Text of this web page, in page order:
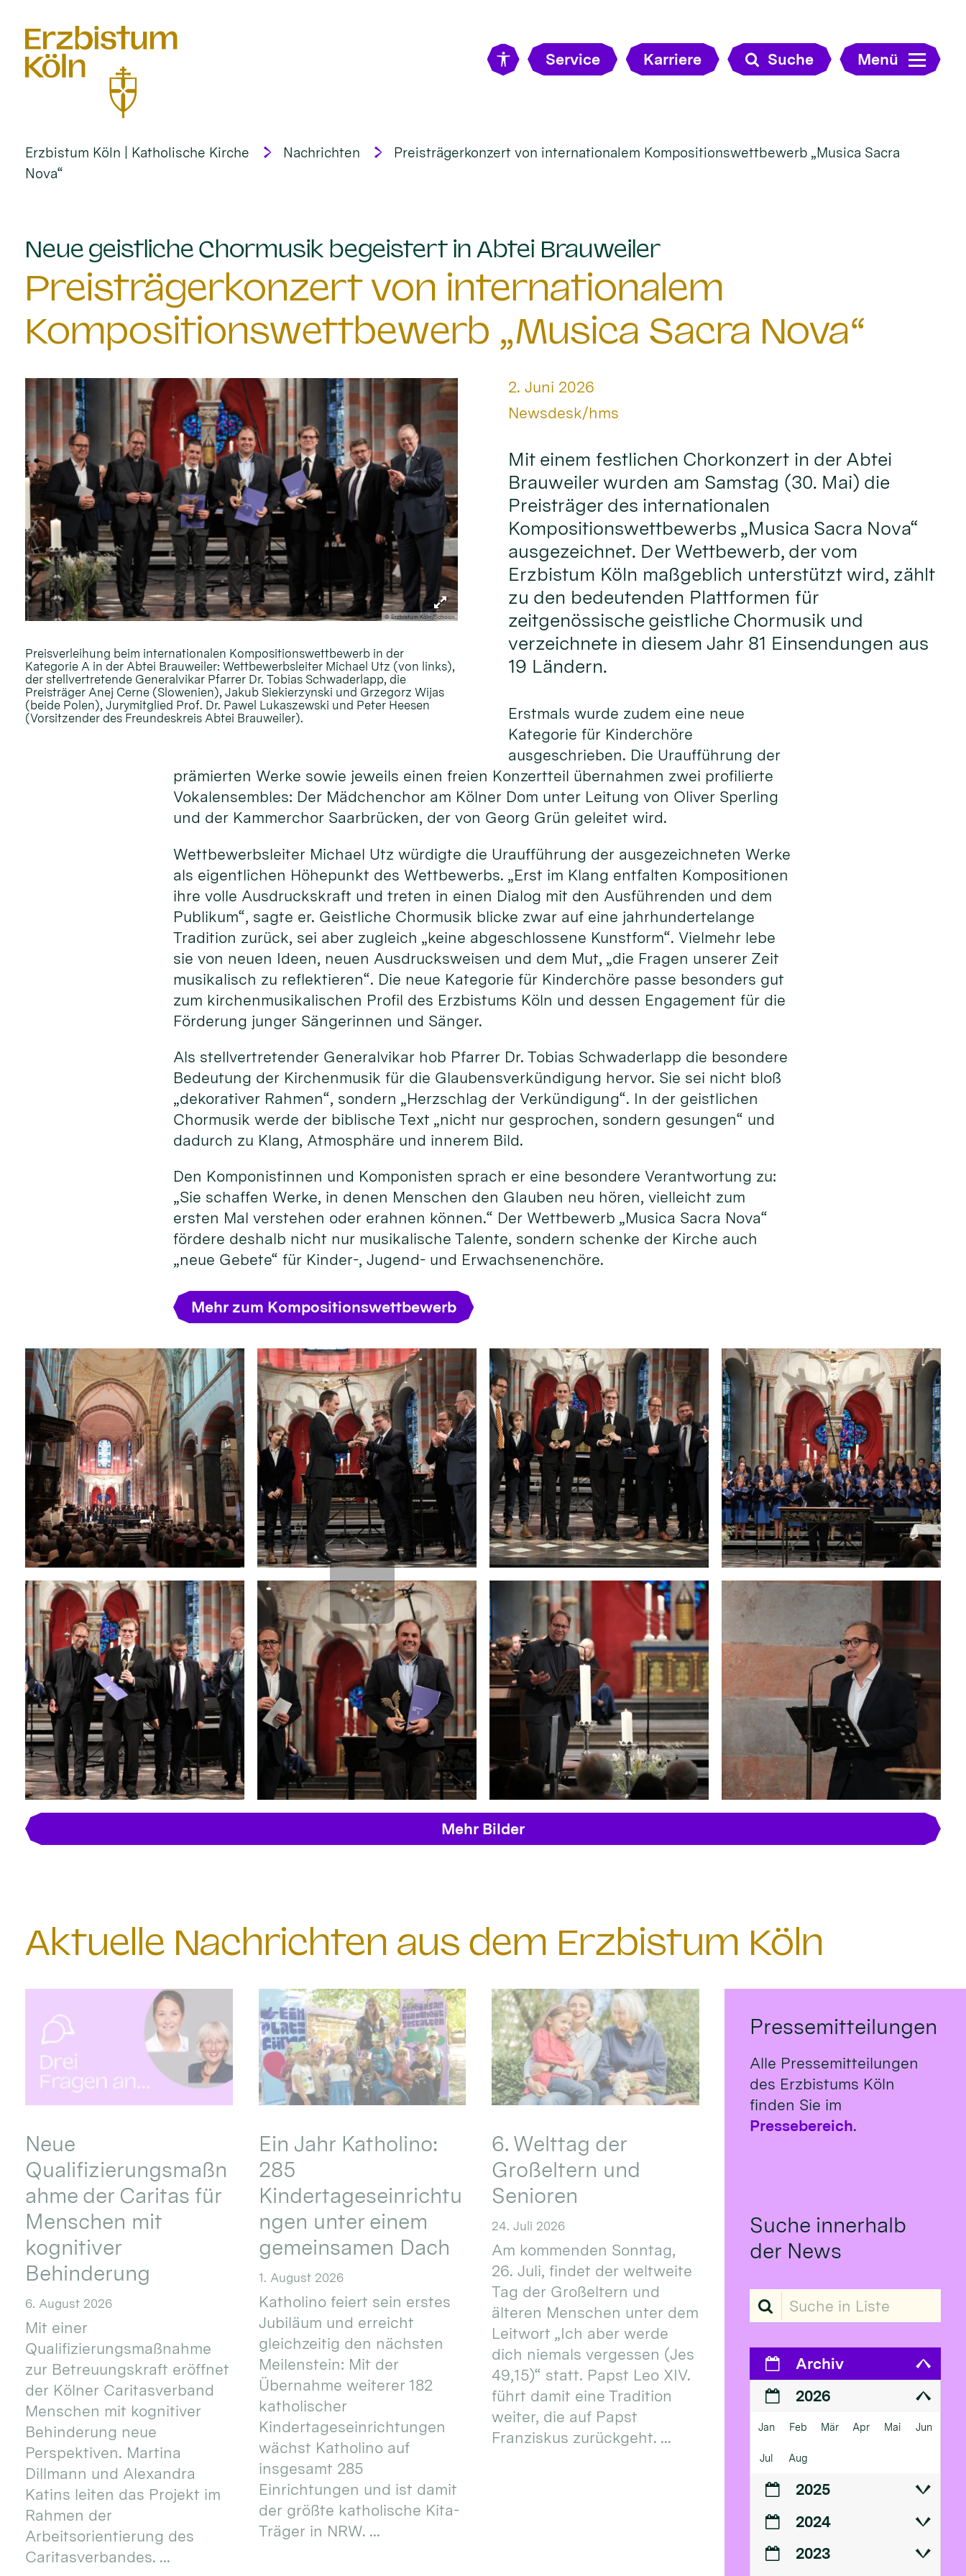
Service Karriere Suche Menü
Erzbistum Köln | Katholische Kirche Nachrichten
Preisträgerkonzert von internationalem Kompositionswettbewerb „Musica Sacra
Nova“
Neue geistliche Chormusik begeistert in Abtei Brauweiler:
Preisträgerkonzert von internationalem
Kompositionswettbewerb „Musica Sacra Nova“
© Erzbistum Köln/Schoon
Preisverleihung beim internationalen Kompositionswettbewerb in der
Kategorie A in der Abtei Brauweiler: Wettbewerbsleiter Michael Utz (von links),
der stellvertretende Generalvikar Pfarrer Dr. Tobias Schwaderlapp, die
Preisträger Anej Cerne (Slowenien), Jakub Siekierzynski und Grzegorz Wijas
(beide Polen), Jurymitglied Prof. Dr. Pawel Lukaszewski und Peter Heesen
(Vorsitzender des Freundeskreis Abtei Brauweiler).
Datum:
2. Juni 2026
Von:
Newsdesk/hms
Mit einem festlichen Chorkonzert in der Abtei
Brauweiler wurden am Samstag (30. Mai) die
Preisträger des internationalen
Kompositionswettbewerbs „Musica Sacra Nova“
ausgezeichnet. Der Wettbewerb, der vom
Erzbistum Köln maßgeblich unterstützt wird, zählt
zu den bedeutenden Plattformen für
zeitgenössische geistliche Chormusik und
verzeichnete in diesem Jahr 81 Einsendungen aus
19 Ländern.
Erstmals wurde zudem eine neue
Kategorie für Kinderchöre
ausgeschrieben. Die Uraufführung der
prämierten Werke sowie jeweils einen freien Konzertteil übernahmen zwei profilierte
Vokalensembles: Der Mädchenchor am Kölner Dom unter Leitung von Oliver Sperling
und der Kammerchor Saarbrücken, der von Georg Grün geleitet wird.
Wettbewerbsleiter Michael Utz würdigte die Uraufführung der ausgezeichneten Werke
als eigentlichen Höhepunkt des Wettbewerbs. „Erst im Klang entfalten Kompositionen
ihre volle Ausdruckskraft und treten in einen Dialog mit den Ausführenden und dem
Publikum“, sagte er. Geistliche Chormusik blicke zwar auf eine jahrhundertelange
Tradition zurück, sei aber zugleich „keine abgeschlossene Kunstform“. Vielmehr lebe
sie von neuen Ideen, neuen Ausdrucksweisen und dem Mut, „die Fragen unserer Zeit
musikalisch zu reflektieren“. Die neue Kategorie für Kinderchöre passe besonders gut
zum kirchenmusikalischen Profil des Erzbistums Köln und dessen Engagement für die
Förderung junger Sängerinnen und Sänger.
Als stellvertretender Generalvikar hob Pfarrer Dr. Tobias Schwaderlapp die besondere
Bedeutung der Kirchenmusik für die Glaubensverkündigung hervor. Sie sei nicht bloß
„dekorativer Rahmen“, sondern „Herzschlag der Verkündigung“. In der geistlichen
Chormusik werde der biblische Text „nicht nur gesprochen, sondern gesungen“ und
dadurch zu Klang, Atmosphäre und innerem Bild.
Den Komponistinnen und Komponisten sprach er eine besondere Verantwortung zu:
„Sie schaffen Werke, in denen Menschen den Glauben neu hören, vielleicht zum
ersten Mal verstehen oder erahnen können.“ Der Wettbewerb „Musica Sacra Nova“
fördere deshalb nicht nur musikalische Talente, sondern schenke der Kirche auch
„neue Gebete“ für Kinder-, Jugend- und Erwachsenenchöre.
Mehr zum Kompositionswettbewerb
Mehr Bilder
Aktuelle Nachrichten aus dem Erzbistum Köln
Neue
Qualifizierungsmaßn
ahme der Caritas für
Menschen mit
kognitiver
Behinderung
6. August 2026
Mit einer
Qualifizierungsmaßnahme
zur Betreuungskraft eröffnet
der Kölner Caritasverband
Menschen mit kognitiver
Behinderung neue
Perspektiven. Martina
Dillmann und Alexandra
Katins leiten das Projekt im
Rahmen der
Arbeitsorientierung des
Caritasverbandes. ...
Ein Jahr Katholino:
285
Kindertageseinrichtu
ngen unter einem
gemeinsamen Dach
1. August 2026
Katholino feiert sein erstes
Jubiläum und erreicht
gleichzeitig den nächsten
Meilenstein: Mit der
Übernahme weiterer 182
katholischer
Kindertageseinrichtungen
wächst Katholino auf
insgesamt 285
Einrichtungen und ist damit
der größte katholische Kita-
Träger in NRW. ...
6. Welttag der
Großeltern und
Senioren
24. Juli 2026
Am kommenden Sonntag,
26. Juli, findet der weltweite
Tag der Großeltern und
älteren Menschen unter dem
Leitwort „Ich aber werde
dich niemals vergessen (Jes
49,15)“ statt. Papst Leo XIV.
führt damit eine Tradition
weiter, die auf Papst
Franziskus zurückgeht. ...
Pressemitteilungen
Alle Pressemitteilungen
des Erzbistums Köln
finden Sie im
Pressebereich.
Suche innerhalb
der News
Suche in Liste
Archiv
2026
Jan Feb Mär Apr Mai Jun
Jul Aug
2025
2024
2023